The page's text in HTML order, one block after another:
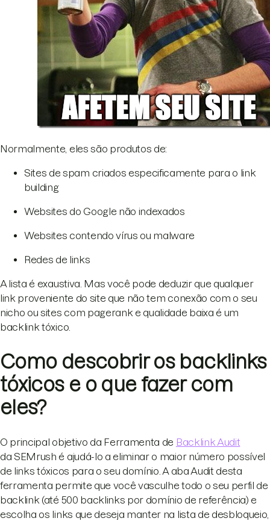
Normalmente, eles são produtos de:
Sites de spam criados especificamente para o link
building
Websites do Google não indexados
Websites contendo vírus ou malware
Redes de links
A lista é exaustiva. Mas você pode deduzir que qualquer
link proveniente do site que não tem conexão com o seu
nicho ou sites com pagerank e qualidade baixa é um
backlink tóxico.
Como descobrir os backlinks
tóxicos e o que fazer com
eles?
O principal objetivo da Ferramenta de Backlink Audit
da SEMrush é ajudá-lo a eliminar o maior número possível
de links tóxicos para o seu domínio. A aba Audit desta
ferramenta permite que você vasculhe todo o seu perfil de
backlink (até 500 backlinks por domínio de referência) e
escolha os links que deseja manter na lista de desbloqueio,